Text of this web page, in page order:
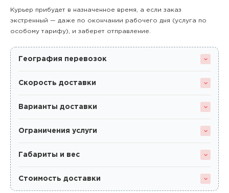
Курьер прибудет в назначенное время, а если заказ
экстренный — даже по окончании рабочего дня (услуга по
особому тарифу), и заберет отправление.
География перевозок
Скорость доставки
Варианты доставки
Ограничения услуги
Габариты и вес
Стоимость доставки